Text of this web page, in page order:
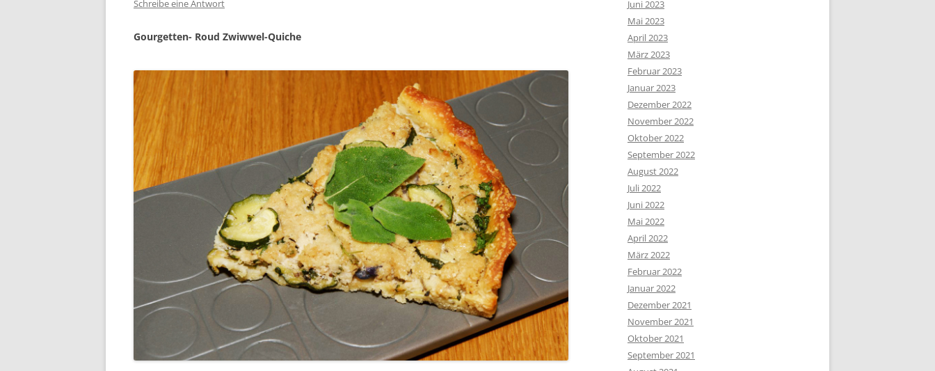
Schreibe eine Antwort
Gourgetten- Roud Zwiwwel-Quiche
Juni 2023
Mai 2023
April 2023
März 2023
Februar 2023
Januar 2023
Dezember 2022
November 2022
Oktober 2022
September 2022
August 2022
Juli 2022
Juni 2022
Mai 2022
April 2022
März 2022
Februar 2022
Januar 2022
Dezember 2021
November 2021
Oktober 2021
September 2021